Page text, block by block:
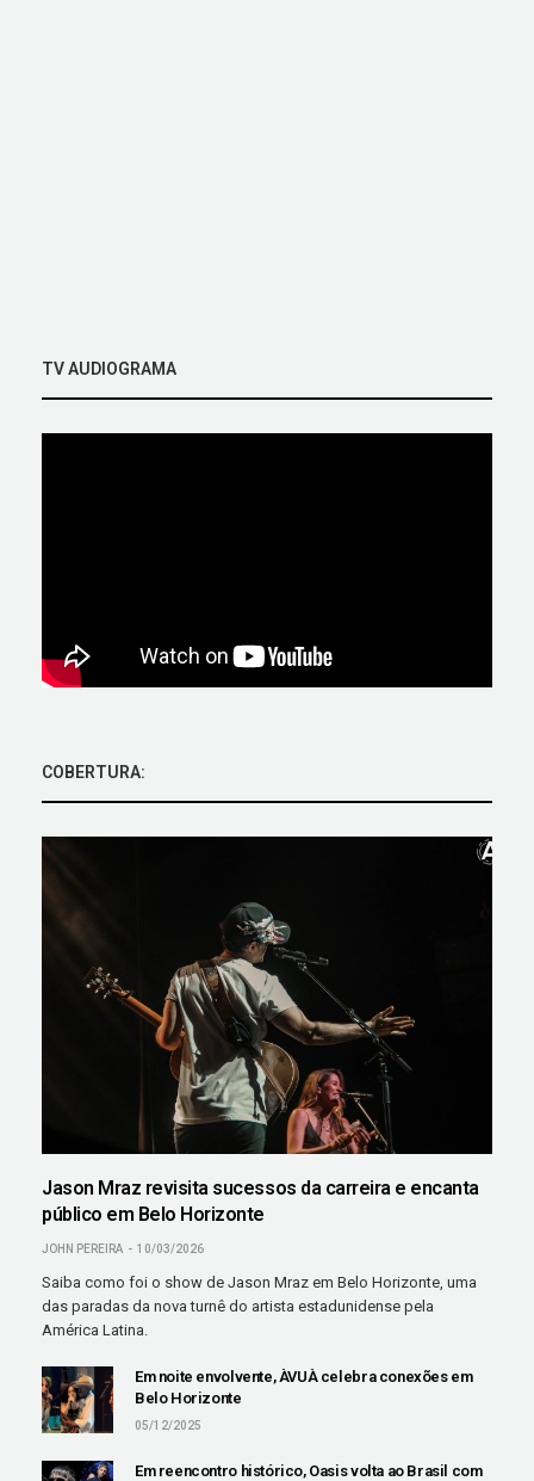
TV AUDIOGRAMA
COBERTURA:
Jason Mraz revisita sucessos da carreira e encanta
público em Belo Horizonte
JOHN PEREIRA 10/03/2026
Saiba como foi o show de Jason Mraz em Belo Horizonte, uma
das paradas da nova turnê do artista estadunidense pela
América Latina.
Em noite envolvente, ÀVUÀ celebra conexões em
Belo Horizonte
05/12/2025
Em reencontro histórico, Oasis volta ao Brasil com